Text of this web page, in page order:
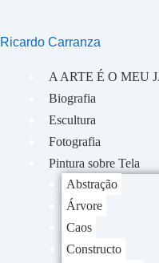
o
conteúdo
Ricardo Carranza
A ARTE É O MEU
Biografia
Escultura
Fotografia
Pintura sobre Tela
Abstração
Árvore
Caos
Constructo